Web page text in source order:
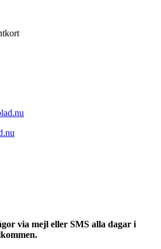
via mejl eller SMS alla dagar i